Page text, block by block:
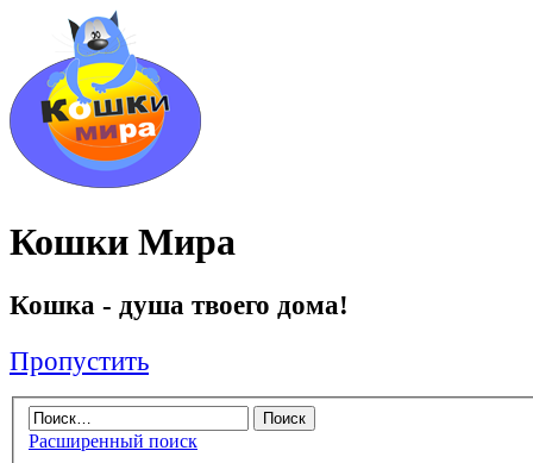
Кошки Мира
Кошка - душа твоего дома!
Пропустить
Расширенный поиск